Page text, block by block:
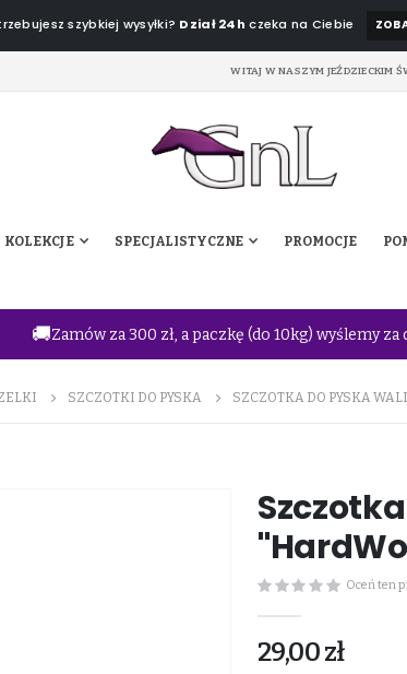
szybkiej wysyłki? Dział 24h czeka na Ciebie
WITAJ W NASZYM JEŹDZIECKIM
KOLEKCJE SPECJALISTYCZNE PROMOCJE
🚚Zamów za 300 zł, a paczkę (do 10kg) wyślemy za
SZCZOTKI DO PYSKA SZCZOTKA DO PYSKA
Oceń ten
29,00 zł